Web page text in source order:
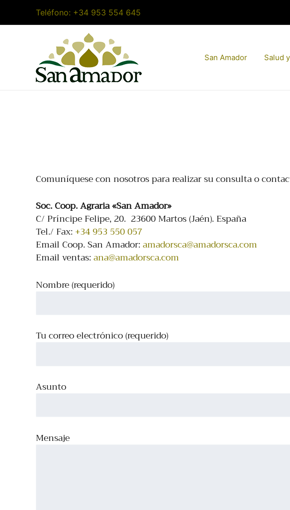
Teléfono: +34 953 554 645
San Amador Salud
Comuníquese con nosotros para realizar su consulta o
Soc. Coop. Agraria «San Amador»
C/ Príncipe Felipe, 20. 23600 Martos (Jaén). España
Tel./ Fax: +34 953 550 057
Email Coop. San Amador: amadorsca@amadorsca.com
Email ventas: ana@amadorsca.com
Nombre (requerido)
Tu correo electrónico (requerido)
Asunto
Mensaje